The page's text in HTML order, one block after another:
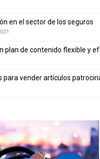
en el sector de los seguros
plan de contenido flexible y
para vender artículos